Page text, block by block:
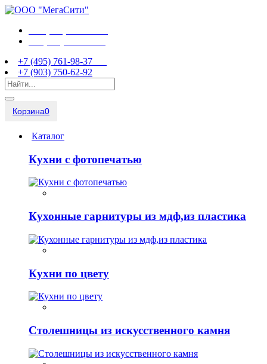
+7 (495) 761-98-37
+7 (903) 750-62-92
Корзина0
Каталог
Кухни с фотопечатью
Кухонные гарнитуры из мдф,из пластика
Кухни по цвету
Столешницы из искусственного камня